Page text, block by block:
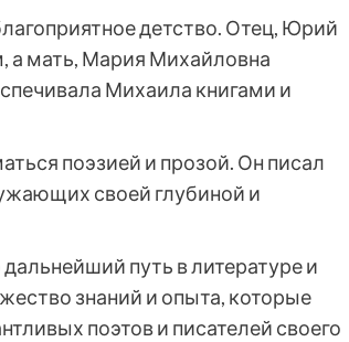
детство. Отец, Юрий
а мать, Мария Михайловна
Михаила книгами и
поэзией и прозой. Он писал
своей глубиной и
путь в литературе и
знаний и опыта, которые
поэтов и писателей своего